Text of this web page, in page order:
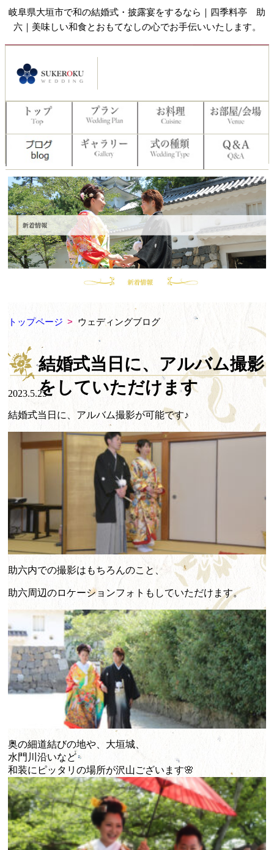
岐阜県大垣市で和の結婚式・披露宴をするなら｜四季料亭 助
六｜美味しい和食とおもてなしの心でお手伝いいたします。
トップページ > ウェディングブログ
結婚式当日に、アルバム撮影
をしていただけます
2023.5.25
結婚式当日に、アルバム撮影が可能です♪
助六内での撮影はもちろんのこと、
助六周辺のロケーションフォトもしていただけます。
奥の細道結びの地や、大垣城、
水門川沿いなど
和装にピッタリの場所が沢山ございます🌸